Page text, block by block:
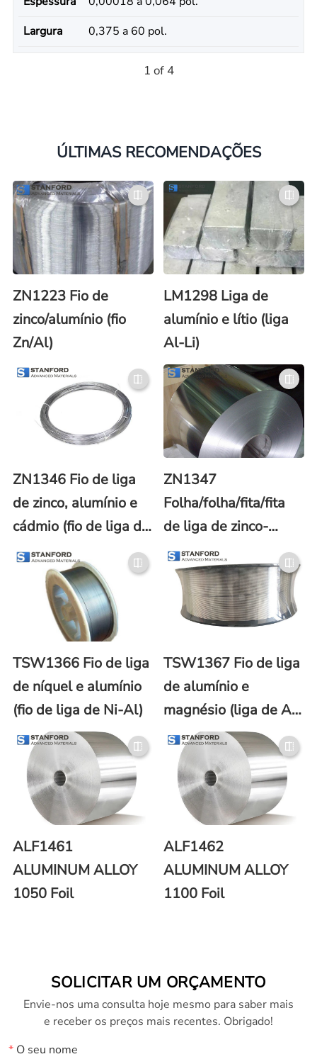
Largura
0,375 a 60 pol.
1 of 4
ÚLTIMAS RECOMENDAÇÕES
ZN1223 Fio de
zinco/alumínio (fio
Zn/Al)
LM1298 Liga de
alumínio e lítio (liga
Al-Li)
ZN1346 Fio de liga
de zinco, alumínio e
cádmio (fio de liga de
Zn/AI/Cd)
ZN1347
Folha/folha/fita/fita
de liga de zinco-
alumínio-cádmio (Zn-
Al-Cd)
TSW1366 Fio de liga
de níquel e alumínio
(fio de liga de Ni-Al)
TSW1367 Fio de liga
de alumínio e
magnésio (liga de Al-
Mg)
ALF1461
ALUMINUM ALLOY
1050 Foil
ALF1462
ALUMINUM ALLOY
1100 Foil
SOLICITAR UM ORÇAMENTO
Envie-nos uma consulta hoje mesmo para saber mais
e receber os preços mais recentes. Obrigado!
*O seu nome